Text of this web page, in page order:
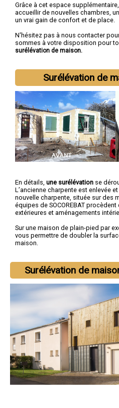
Grâce à cet espace
accueillir de nouvelles chambres,
un vrai gain de confort et de place.
N'hésitez pas à nous contacter
sommes à votre disposition pour
surélévation de maison.
Surélévation de
En détails, une surélévation se
L’ancienne charpente est enlevée
nouvelle charpente, située sur des
équipes de SOCOREBAT
extérieures et aménagements
Sur une maison de plain-pied par
vous permettre de doubler la
maison.
Surélévation de